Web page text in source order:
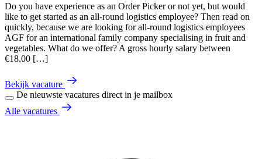
Do you have experience as an Order Picker or not yet, but would
like to get started as an all-round logistics employee? Then read on
quickly, because we are looking for all-round logistics employees
AGF for an international family company specialising in fruit and
vegetables. What do we offer? A gross hourly salary between
€18.00 […]
Bekijk vacature
De nieuwste vacatures direct in je mailbox
Alle vacatures